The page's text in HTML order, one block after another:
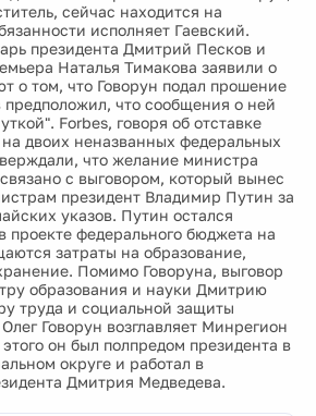
сейчас находится на
исполняет Гаевский.
президента Дмитрий Песков и
Наталья Тимакова заявили о
о том, что Говорун подал прошение
предположил, что сообщения о ней
Forbes, говоря об отставке
двоих неназванных федеральных
что желание министра
с выговором, который вынес
президент Владимир Путин за
указов. Путин остался
проекте федерального бюджета на
затраты на образование,
Помимо Говоруна, выговор
образования и науки Дмитрию
труда и социальной защиты
Говорун возглавляет Минрегион
он был полпредом президента в
округе и работал в
Дмитрия Медведева.